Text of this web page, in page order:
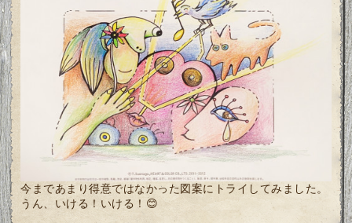
今まであまり得意ではなかった図案にトライしてみました。
うん、いける！いける！😊